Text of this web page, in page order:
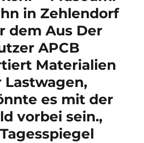
in Zehlendorf
dem Aus Der
APCB
Materialien
es mit der
vorbei sein.,